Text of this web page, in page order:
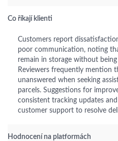
Co říkají klienti
Customers report
poor communication, noting
remain in storage without
Reviewers frequently mention
unanswered when seeking
parcels. Suggestions for
consistent tracking updates
customer support to resolve
Hodnocení na platformách